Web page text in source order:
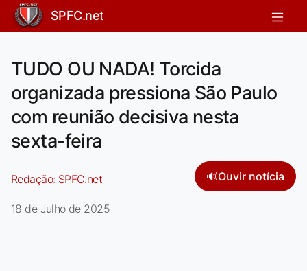
SPFC.net
TUDO OU NADA! Torcida
organizada pressiona São Paulo
com reunião decisiva nesta
sexta-feira
Redação: SPFC.net 🔊Ouvir notícia
18 de Julho de 2025